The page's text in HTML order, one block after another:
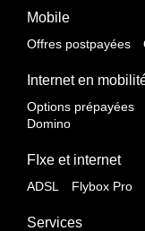
Mobile
Offres postpayées
Internet en
Options prépayées
Domino
FIxe et internet
ADSL Flybox Pro
Services